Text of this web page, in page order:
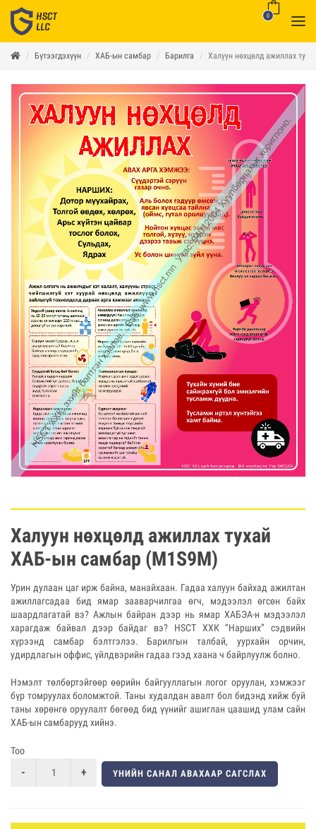
0
Бүтээгдэхүүн ХАБ-ын самбар Барилга Халуун нөхцөлд ажиллах
Халуун нөхцөлд ажиллах тухай
ХАБ-ын самбар (M1S9M)
Урин дулаан цаг ирж байна, манайхаан. Гадаа халуун байхад ажилтан
ажиллагсадаа бид ямар зааварчилгаа өгч, мэдээлэл өгсөн байх
шаардлагатай вэ? Ажлын байран дээр нь ямар ХАБЭА-н мэдээлэл
харагдаж байвал дээр байдаг вэ? HSCT ХХК “Нарших” сэдвийн
хүрээнд самбар бэлтгэлээ. Барилгын талбай, уурхайн орчин,
удирдлагын оффис, үйлдвэрийн гадаа гээд хаана ч байрлуулж болно.
Нэмэлт төлбөртэйгөөр өөрийн байгууллагын логог оруулан, хэмжээг
бүр томруулах боломжтой. Таны худалдан авалт бол бидэнд хийж буй
таны хөрөнгө оруулалт бөгөөд бид үүнийг ашиглан цаашид улам сайн
ХАБ-ын самбарууд хийнэ.
Тоо
ҮНИЙН САНАЛ АВАХААР САГСЛАХ